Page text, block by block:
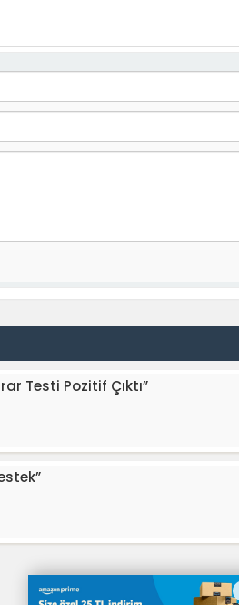
Testi Pozitif Çıktı”